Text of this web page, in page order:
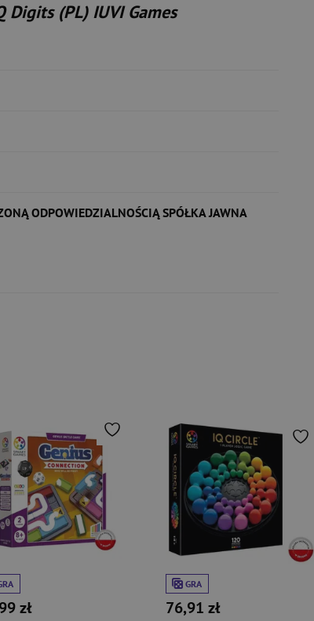
Digits (PL) IUVI Games
ODPOWIEDZIALNOŚCIĄ SPÓŁKA JAWNA
zł
GRA
76,91 zł